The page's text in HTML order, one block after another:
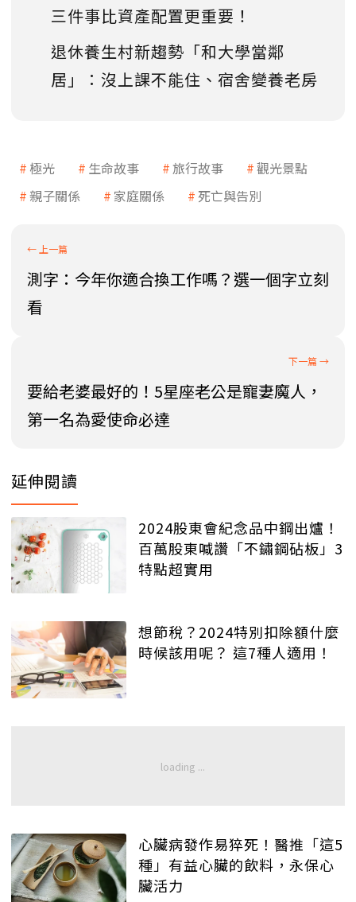
三件事比資產配置更重要！
退休養生村新趨勢「和大學當鄰
居」：沒上課不能住、宿舍變養老房
極光 生命故事 旅行故事
觀光景點
親子關係
家庭關係 死亡與告別
測字：今年你適合換工作嗎？選一個字立刻
看
要給老婆最好的！5星座老公是寵妻魔人，
第一名為愛使命必達
延伸閱讀
2024股東會紀念品中鋼出爐！
百萬股東喊讚「不鏽鋼砧板」3
特點超實用
想節稅？2024特別扣除額什麼
時候該用呢？ 這7種人適用！
心臟病發作易猝死！醫推「這5
種」有益心臟的飲料，永保心
臟活力